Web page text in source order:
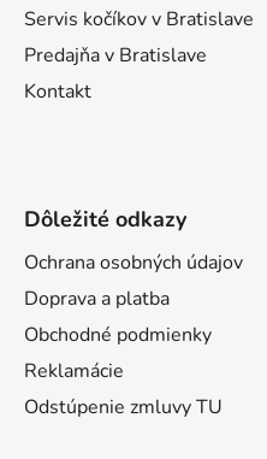
Servis kočíkov v Bratislave
Predajňa v Bratislave
Kontakt
Dôležité odkazy
Ochrana osobných údajov
Doprava a platba
Obchodné podmienky
Reklamácie
Odstúpenie zmluvy TU